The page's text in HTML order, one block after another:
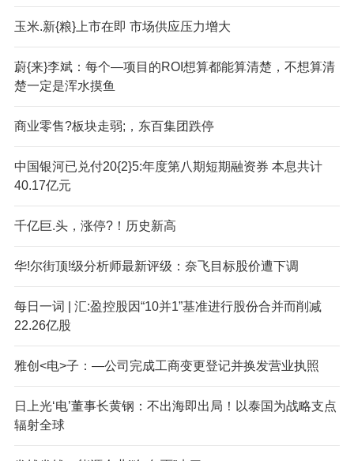
玉米.新{粮}上市在即 市场供应压力增大
蔚{来}李斌：每个—项目的ROI想算都能算清楚，不想算清
楚一定是浑水摸鱼
商业零售?板块走弱;，东百集团跌停
中国银河已兑付20{2}5:年度第八期短期融资券 本息共计
40.17亿元
千亿巨.头，涨停?！历史新高
华!尔街顶!级分析师最新评级：奈飞目标股价遭下调
每日一词 | 汇:盈控股因“10并1”基准进行股份合并而削减
22.26亿股
雅创<电>子：—公司完成工商变更登记并换发营业执照
日上光‘电’董事长黄钢：不出海即出局！以泰国为战略支点
辐射全球